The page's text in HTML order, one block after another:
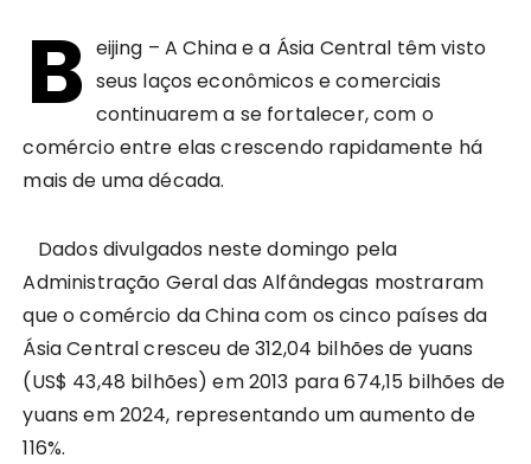
B eijing – A China e a Ásia Central têm visto
seus laços econômicos e comerciais
continuarem a se fortalecer, com o
comércio entre elas crescendo rapidamente há
mais de uma década.
Dados divulgados neste domingo pela
Administração Geral das Alfândegas mostraram
que o comércio da China com os cinco países da
Ásia Central cresceu de 312,04 bilhões de yuans
(US$ 43,48 bilhões) em 2013 para 674,15 bilhões de
yuans em 2024, representando um aumento de
116%.